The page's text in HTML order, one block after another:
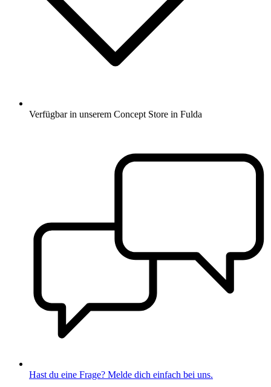
Verfügbar in unserem Concept Store in Fulda
Hast du eine Frage? Melde dich einfach bei uns.